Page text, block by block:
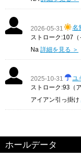
2026-05-31
名
ストローク:107（
Na 詳細を見る ＞
2025-10-31
ユ
ストローク:93（
アイアン引っ掛け
ホールデータ